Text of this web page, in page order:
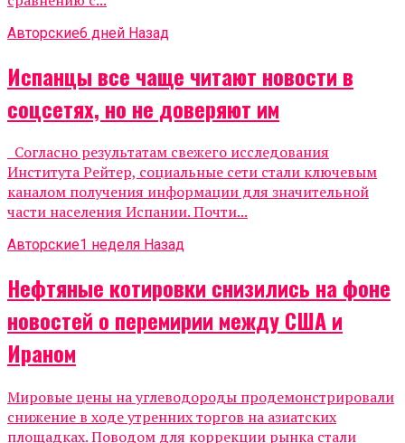
Авторские6 дней Назад
Испанцы все чаще читают новости в
соцсетях, но не доверяют им
Согласно результатам свежего исследования
Института Рейтер, социальные сети стали ключевым
каналом получения информации для значительной
части населения Испании. Почти...
Авторские1 неделя Назад
Нефтяные котировки снизились на фоне
новостей о перемирии между США и
Ираном
Мировые цены на углеводороды продемонстрировали
снижение в ходе утренних торгов на азиатских
площадках. Поводом для коррекции рынка стали